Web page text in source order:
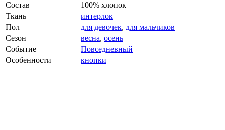
Состав
100% хлопок
Ткань
интерлок
Пол
для девочек, для мальчиков
Сезон
весна, осень
Событие
Повседневный
Особенности
кнопки